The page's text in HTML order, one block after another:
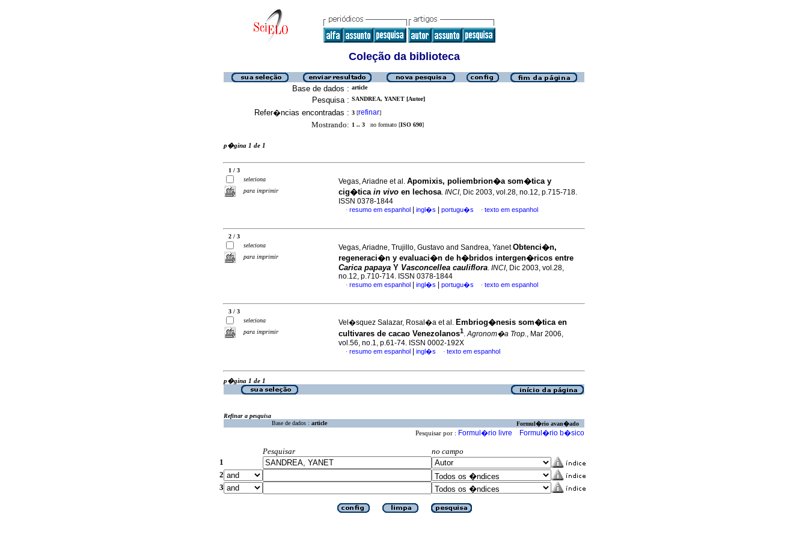
Coleção da biblioteca
Base de dados : article
Pesquisa : SANDREA, YANET [Autor]
Refer�ncias encontradas : 3 [refinar]
Mostrando: 1 .. 3 no formato [ISO 690]
p�gina 1 de 1
1 / 3
seleciona
para imprimir
Vegas, Ariadne et al. Apomixis, poliembrion�a som�tica y
cig�tica in vivo en lechosa. INCI, Dic 2003, vol.28, no.12, p.715-718.
ISSN 0378-1844
· resumo em espanhol ingl�s portugu�s · texto em espanhol
2 / 3
seleciona
para imprimir
Vegas, Ariadne, Trujillo, Gustavo and Sandrea, YanetObtenci�n,
regeneraci�n y evaluaci�n de h�bridos intergen�ricos entre
Carica papaya Y Vasconcellea cauliflora. INCI, Dic 2003, vol.28,
no.12, p.710-714. ISSN 0378-1844
· resumo em espanhol ingl�s portugu�s · texto em espanhol
3 / 3
seleciona
para imprimir
Vel�squez Salazar, Rosal�a et al. Embriog�nesis som�tica en
cultivares de cacao Venezolanos1.Agronom�a Trop., Mar 2006,
vol.56, no.1, p.61-74. ISSN 0002-192X
· resumo em espanhol ingl�s · texto em espanhol
p�gina 1 de 1
Refinar a pesquisa
Base de dados : article Formul�rio avan�ado
Pesquisar por : Formul�rio livre Formul�rio b�sico
Pesquisar
no campo
1
2
3